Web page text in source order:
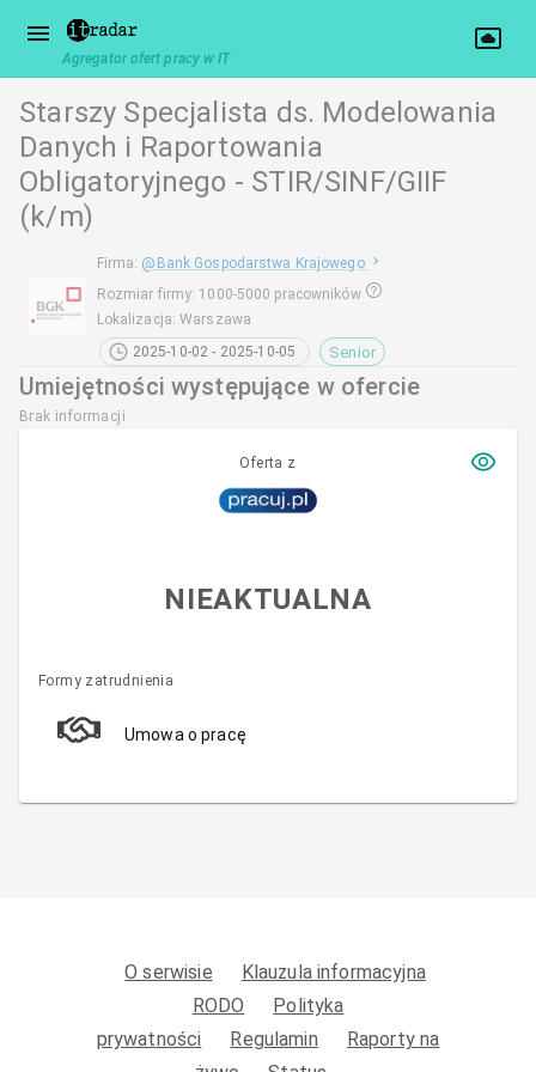
Agregator ofert pracy w IT
Starszy Specjalista ds. Modelowania
Danych i Raportowania
Obligatoryjnego - STIR/SINF/GIIF
(k/m)
Firma: @ Bank Gospodarstwa Krajowego
Rozmiar firmy: 1000-5000 pracowników
Lokalizacja:Warszawa
2025-10-02 - 2025-10-05
Senior
Umiejętności występujące w ofercie
Brak informacji
Oferta z
NIEAKTUALNA
Formy zatrudnienia
Umowa o pracę
O serwisie
Klauzula informacyjna
RODO
Polityka
prywatności
Regulamin
Raporty na